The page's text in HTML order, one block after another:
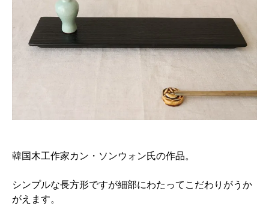
韓国木工作家カン・ソンウォン氏の作品。
シンプルな長方形ですが細部にわたってこだわりがうか
がえます。